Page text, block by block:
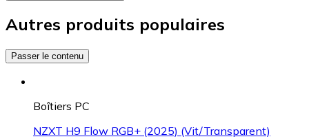
Autres produits populaires
Passer le contenu
Boîtiers PC
NZXT H9 Flow RGB+ (2025) (Vit/Transparent)